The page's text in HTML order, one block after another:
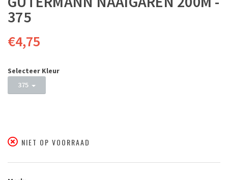
375
€4,75
Selecteer Kleur
375
NIET OP VOORRAAD